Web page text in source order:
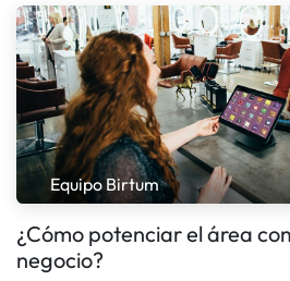
Equipo Birtum
¿Cómo potenciar el área
negocio?